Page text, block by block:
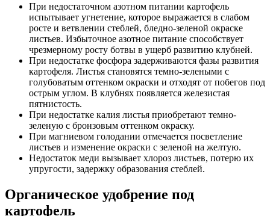
При недостаточном азотном питании картофель
испытывает угнетение, которое выражается в слабом
росте и ветвлении стеблей, бледно-зеленой окраске
листьев. Избыточное азотное питание способствует
чрезмерному росту ботвы в ущерб развитию клубней.
При недостатке фосфора задерживаются фазы развития
картофеля. Листья становятся темно-зелеными с
голубоватым оттенком окраски и отходят от побегов под
острым углом. В клубнях появляется железистая
пятнистость.
При недостатке калия листья приобретают темно-
зеленую с бронзовым оттенком окраску.
При магниевом голодании отмечается посветление
листьев и изменение окраски с зеленой на желтую.
Недостаток меди вызывает хлороз листьев, потерю их
упругости, задержку образования стеблей.
Органическое удобрение под
картофель